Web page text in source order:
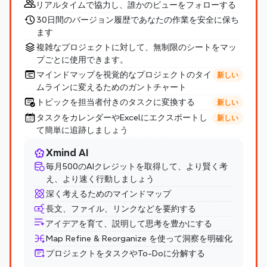
リアルタイムで協力し、誰かのビューをフォローする
30日間のバージョン履歴であなたの作業を安全に保ち
ます
複雑なプロジェクトに対して、無制限のシートをマッ
プごとに使用できます。
マインドマップを視覚的なプロジェクトのタイ
ムラインに変えるためのガントチャート
新しい
トピックを担当者付きのタスクに変換する 新しい
タスクをカレンダーやExcelにエクスポートし
て簡単に追跡しましょう
新しい
Xmind AI
毎月500のAIクレジットを取得して、より賢く考
え、より速く行動しましょう
深く考えるためのマインドマップ
長文、ファイル、リンクなどを要約する
アイデアを育て、説明して思考を豊かにする
Map Refine & Reorganize を使って洞察を明確化
プロジェクトをタスクやTo-Doに分解する